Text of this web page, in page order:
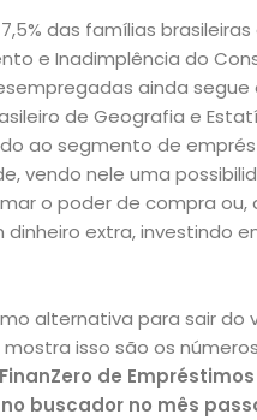
das famílias
e Inadimplência do
ainda segue
de Geografia e
ao segmento de
vendo nele uma
o poder de compra
dinheiro extra, investindo
alternativa para sair
isso são os
de Empréstimos
buscador no mês